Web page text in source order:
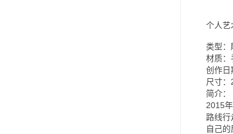
个人艺
类型：
材质：
创作日
尺寸：
简介：
2015
路线
自己